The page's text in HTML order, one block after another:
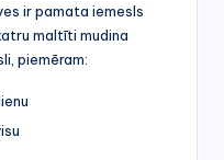
ir pamata iemesls
maltīti mudina
piemēram: